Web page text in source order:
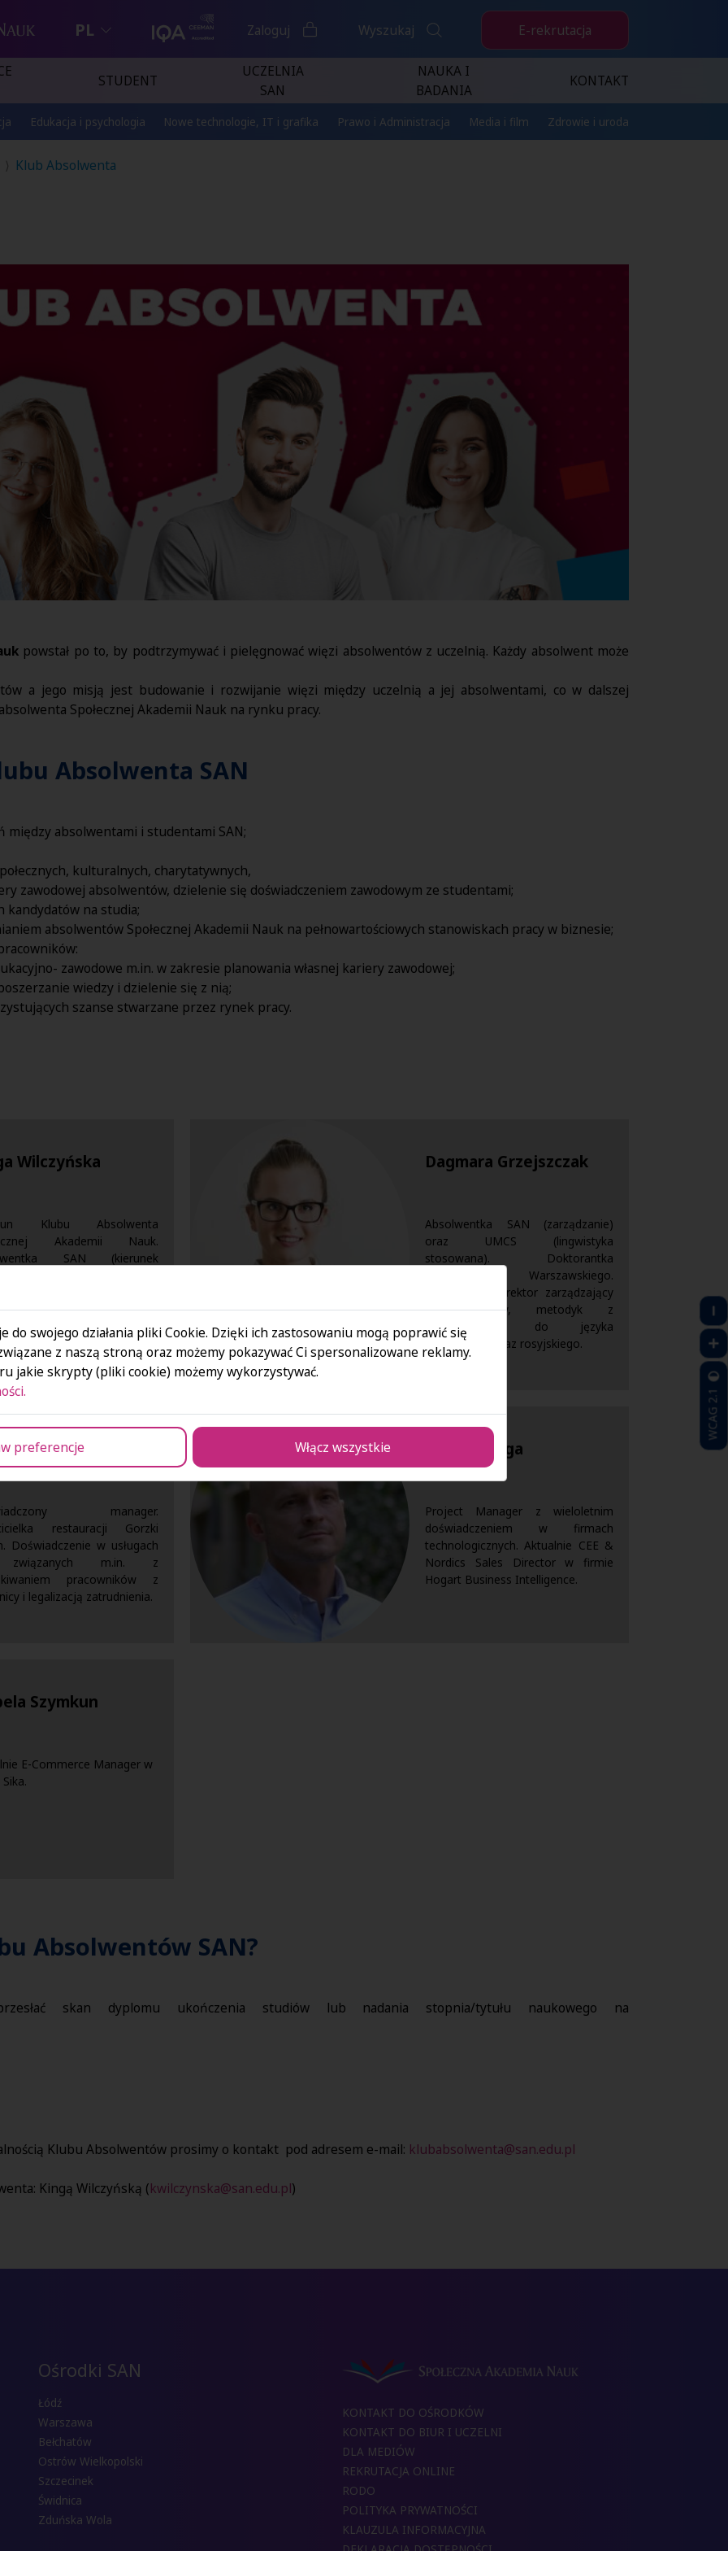
PL Zaloguj Wyszukaj E-rekrutacja
STUDENT
UCZELNIA
SAN
NAUKA I
BADANIA
KONTAKT
Edukacja i psychologia Nowe technologie, IT i grafika Prawo i Administracja Media i film Zdrowie i uroda
Klub Absolwenta
powstał po to, by podtrzymywać i pielęgnować więzi absolwentów z uczelnią. Każdy absolwent może
a jego misją jest budowanie i rozwijanie więzi między uczelnią a jej absolwentami, co w dalszej
Społecznej Akademii Nauk na rynku pracy.
Absolwenta SAN
między absolwentami i studentami SAN;
kulturalnych, charytatywnych,
zawodowej absolwentów, dzielenie się doświadczeniem zawodowym ze studentami;
kandydatów na studia;
absolwentów Społecznej Akademii Nauk na pełnowartościowych stanowiskach pracy w biznesie;
zawodowe m.in. w zakresie planowania własnej kariery zawodowej;
wiedzy i dzielenie się z nią;
szanse stwarzane przez rynek pracy.
Wilczyńska
Klubu Absolwenta
Akademii Nauk.
SAN (kierunek
Uniwersytetu
Manager z
w branży
Dagmara Grzejszczak
Absolwentka SAN (zarządzanie)
oraz UMCS (lingwistyka
stosowana). Doktorantka
Uniwersytetu Warszawskiego.
Właściciel i dyrektor zarządzający
stacją paliw, metodyk z
zamiłowaniem do języka
angielskiego oraz rosyjskiego.
Karpowicz
manager.
restauracji Gorzki
Doświadczenie w usługach
związanych m.in. z
pracowników z
i legalizacją zatrudnienia.
Paweł Molga
Project Manager z wieloletnim
doświadczeniem w firmach
technologicznych. Aktualnie CEE &
Nordics Sales Director w firmie
Hogart Business Intelligence.
Szymkun
E-Commerce Manager w
Absolwentów SAN?
skan dyplomu ukończenia studiów lub nadania stopnia/tytułu naukowego na
Klubu Absolwentów prosimy o kontakt pod adresem e-mail: klubabsolwenta@san.edu.pl
Kingą Wilczyńską (kwilczynska@san.edu.pl)
Ośrodki SAN
Łódź
Warszawa
Bełchatów
Ostrów Wielkopolski
Szczecinek
Świdnica
Zduńska Wola
KONTAKT DO OŚRODKÓW
KONTAKT DO BIUR I UCZELNI
DLA MEDIÓW
REKRUTACJA ONLINE
RODO
POLITYKA PRYWATNOŚCI
KLAUZULA INFORMACYJNA
WCAG 2.1
do swojego działania pliki Cookie. Dzięki ich zastosowaniu mogą poprawić się
z naszą stroną oraz możemy pokazywać Ci spersonalizowane reklamy.
jakie skrypty (pliki cookie) możemy wykorzystywać.
preferencje Włącz wszystkie